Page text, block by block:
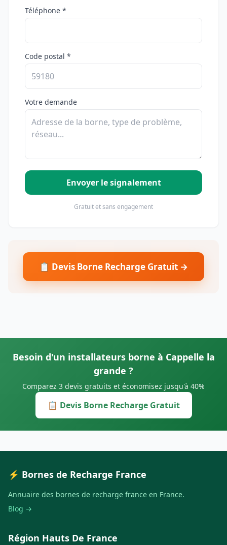
Téléphone *
Code postal *
Votre demande
Envoyer le signalement
Gratuit et sans engagement
📋 Devis Borne Recharge Gratuit →
Besoin d'un installateurs borne à Cappelle la
grande ?
Comparez 3 devis gratuits et économisez jusqu'à 40%
📋 Devis Borne Recharge Gratuit
⚡ Bornes de Recharge France
Annuaire des bornes de recharge france en France.
Blog →
Région Hauts De France